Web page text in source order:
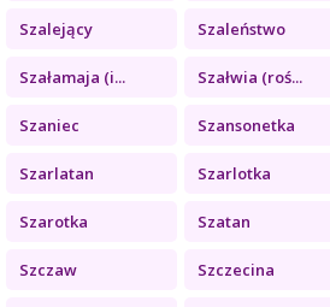
Szalejący Szaleństwo
Szałamaja (i... Szałwia (roś...
Szaniec Szansonetka
Szarlatan Szarlotka
Szarotka Szatan
Szczaw Szczecina